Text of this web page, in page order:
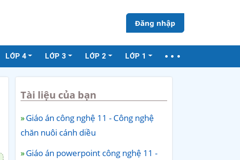
Đăng nhập
LỚP 4 LỚP 3 LỚP 2 LỚP 1
Tài liệu của bạn
Giáo án công nghệ 11 - Công nghệ
chăn nuôi cánh diều
Giáo án powerpoint công nghệ 11 -